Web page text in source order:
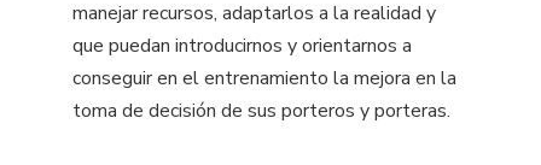
manejar recursos, adaptarlos a la realidad y
que puedan introducirnos y orientarnos a
conseguir en el entrenamiento la mejora en la
toma de decisión de sus porteros y porteras.